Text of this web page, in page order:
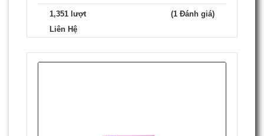
1,351 lượt
(1 Đánh giá)
Liên Hệ